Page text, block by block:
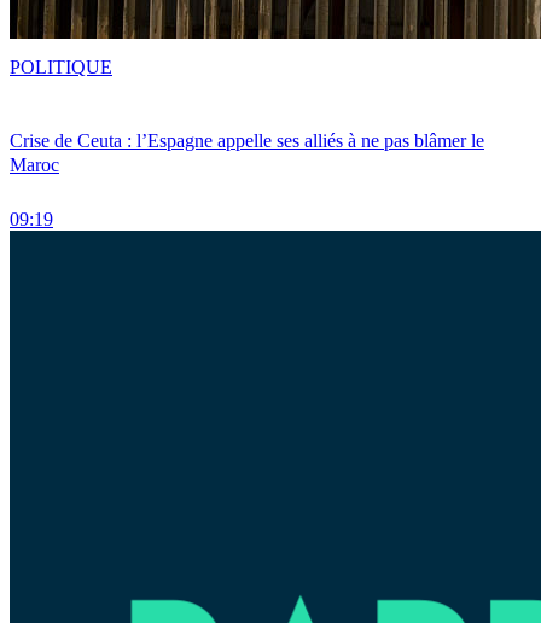
Crise de Ceuta : l’Espagne appelle ses alliés à ne pas blâmer le
Maroc
09:19
POLITIQUE